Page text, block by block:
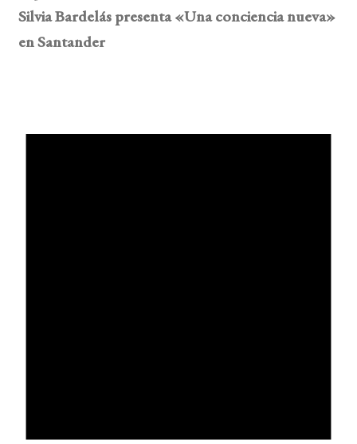
Silvia Bardelás presenta «Una conciencia nueva»
en Santander